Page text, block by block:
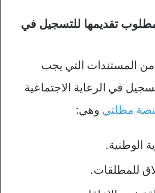
تقديمها للتسجيل في
المستندات التي يجب
في الرعاية الاجتماعية
مظلتي وهي:
الوطنية.
للمطلقات.